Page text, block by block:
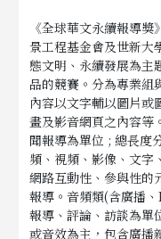
《全球華文永續報導
景工程基金會及世新大
態文明、永續發展為主
品的競賽。分為專業
內容以文字輔以圖片或
畫及影音網頁之內容等
聞報導為單位 ; 總長度
頻、視頻、影像、文字
網路互動性、參與性的
報導。音頻類(含廣播
報導、評論、訪談為單
或音效為主，包含廣播